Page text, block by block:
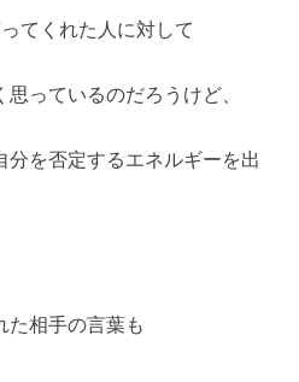
てくれた人に対して
っているのだろうけど、
を否定するエネルギーを出
た相手の言葉も